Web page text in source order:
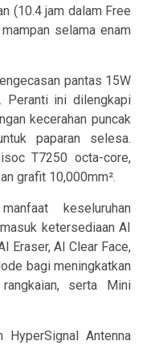
(10.4 jam dalam Free
selama enam
pantas 15W
Peranti ini dilengkapi
kecerahan puncak
paparan selesa.
T7250 octa-core,
grafit 10,000mm².
keseluruhan
ketersediaan AI
Eraser, AI Clear Face,
bagi meningkatkan
serta Mini
HyperSignal Antenna